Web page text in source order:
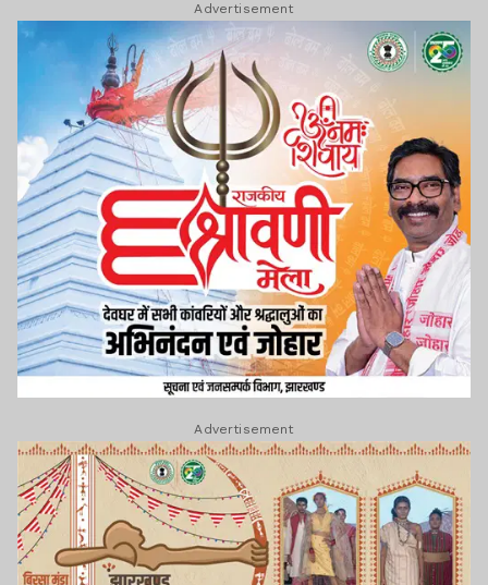
Advertisement
Advertisement